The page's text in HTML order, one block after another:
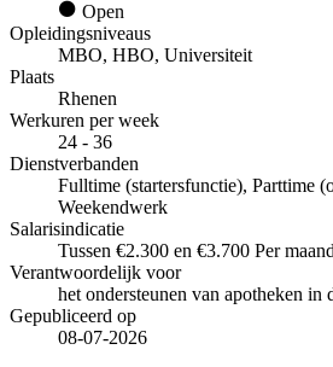
Open
Opleidingsniveaus
MBO, HBO, Universiteit
Plaats
Rhenen
Werkuren per week
24 - 36
Dienstverbanden
Fulltime (startersfunctie), Parttime
Weekendwerk
Salarisindicatie
Tussen €2.300 en €3.700 Per maand
Verantwoordelijk voor
het ondersteunen van apotheken in
Gepubliceerd op
08-07-2026